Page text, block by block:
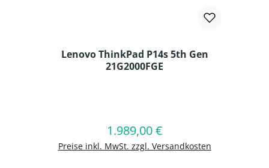
Lenovo ThinkPad P14s 5th Gen
21G2000FGE
Regulärer Preis:
1.989,00 €
Preise inkl. MwSt. zzgl. Versandkosten
In den Warenkorb